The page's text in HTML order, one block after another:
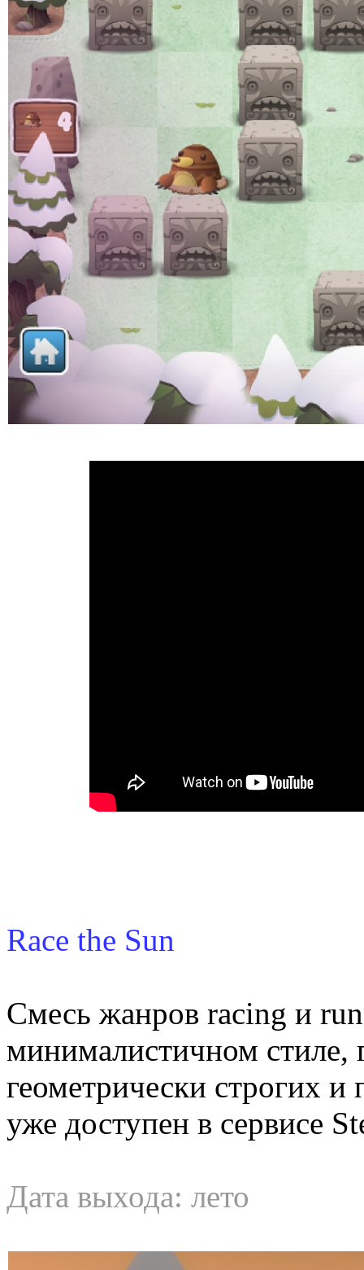
Race the Sun
Смесь жанров racing и
минималистичном стиле,
геометрически строгих
уже доступен в сервисе
Дата выхода: лето